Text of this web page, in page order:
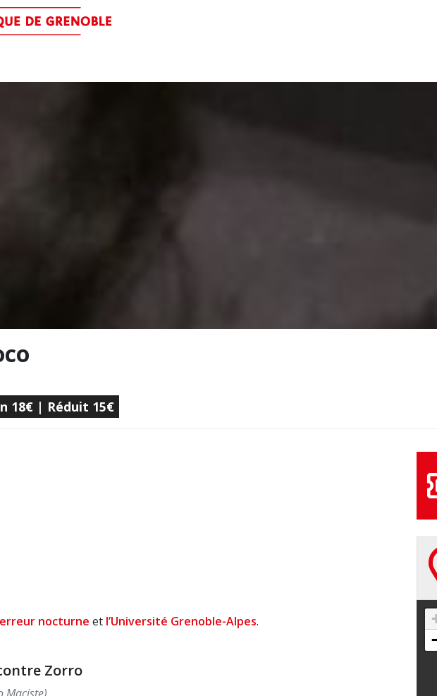
18€ | Réduit 15€
nocturne et l’Université Grenoble-Alpes.
Zorro